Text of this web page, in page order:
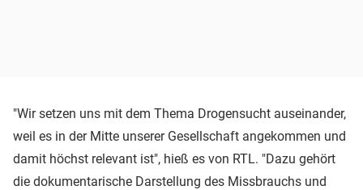
"Wir setzen uns mit dem Thema Drogensucht auseinander,
weil es in der Mitte unserer Gesellschaft angekommen und
damit höchst relevant ist", hieß es von RTL. "Dazu gehört
die dokumentarische Darstellung des Missbrauchs und